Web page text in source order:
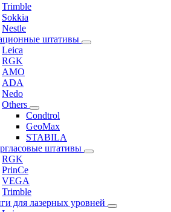
Trimble
Sokkia
Nestle
штативы
Leica
RGK
AMO
ADA
Nedo
Others
Condtrol
GeoMax
STABILA
штативы
RGK
PrinCe
VEGA
Trimble
для лазерных уровней